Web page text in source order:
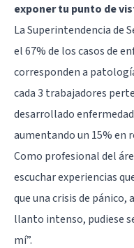
exponer tu punto de
La Superintendencia de
el 67% de los casos de
corresponden a
cada 3 trabajadores
desarrollado
aumentando un 15% en
Como profesional del
escuchar experiencias
que una crisis de pánico,
llanto intenso, pudiese
mí”.